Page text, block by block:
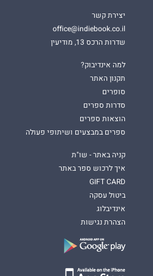
יצירת קשר
office@indiebook.co.il
שדרות הרכס 13, מודיעין
למה אינדיבוק?
תקנון האתר
סופרים
סדרות ספרים
הוצאות ספרים
ספרים במבצעים ושיתופי פעולה
קניה באתר - שו"ת
איך לרכוש ספר באתר
GIFT CARD
ביטול עסקה
אינדיבלוג
הצהרת נגישות